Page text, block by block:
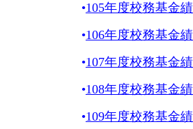
•105年度校務基金
•106年度校務基金
•107年度校務基金
•108年度校務基金
•109年度校務基金